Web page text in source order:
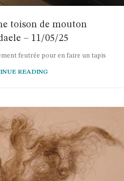
toison de mouton
– 11/05/25
feutrée pour en faire un tapis
READING